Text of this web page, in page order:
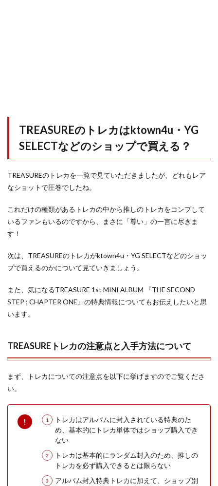
TREASUREのトレカはktown4u・YG
SELECTなどのショップで買える？
TREASUREのトレカを一覧で見ていただきましたが、どれもレア
なショットで圧巻でしたね。
これだけの種類があるトレカの中から推しのトレカをコンプして
いるファンもいるのですから、まさに「尊い」の一言に尽きま
す！
次は、TREASUREのトレカがktown4u・YG SELECTなどのショッ
プで買えるのかについて見ていきましょう。
また、気になるTREASURE 1st MINI ALBUM 『THE SECOND
STEP : CHAPTER ONE』の特典情報についてもお伝えしたいと思
います。
TREASUREトレカの注意点と入手方法について
まず、トレカについての注意点を以下に挙げますのでご覧くださ
い。
トレカはアルバムに封入されている特典のた
め、基本的にトレカ単体ではショップ購入でき
ない
トレカは基本的にランダム封入のため、推しの
トレカを必ず購入できるとは限らない
アルバム封入特典トレカに加えて、ショップ別